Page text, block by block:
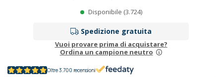
Disponibile (3.724)
Spedizione gratuita
Vuoi provare prima di acquistare?
Ordina un campione neutro
Oltre 3.700 recensioni